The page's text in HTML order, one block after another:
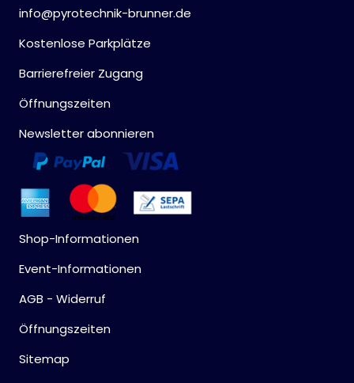
info@pyrotechnik-brunner.de
Kostenlose Parkplätze
Barrierefreier Zugang
Öffnungszeiten
Newsletter abonnieren
Shop-Informationen
Event-Informationen
AGB - Widerruf
Öffnungszeiten
Sitemap